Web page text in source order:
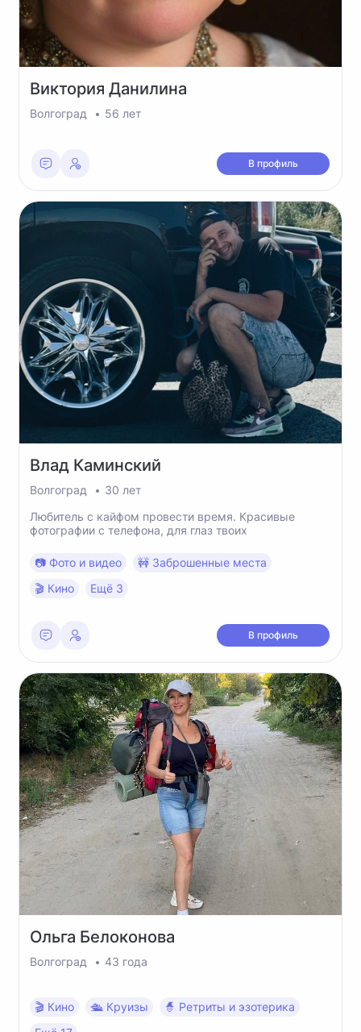
Виктория Данилина
Волгоград 56 лет
В профиль
Влад Каминский
Волгоград
30 лет
Любитель с кайфом провести время. Красивые
фотографии с телефона, для глаз твоих
📷 Фото и видео
🚧 Заброшенные места
🎬 Кино
Ещё 3
В профиль
Ольга Белоконова
Волгоград 43 года
🎬 Кино 🛳 Круизы
🧙 Ретриты и эзотерика